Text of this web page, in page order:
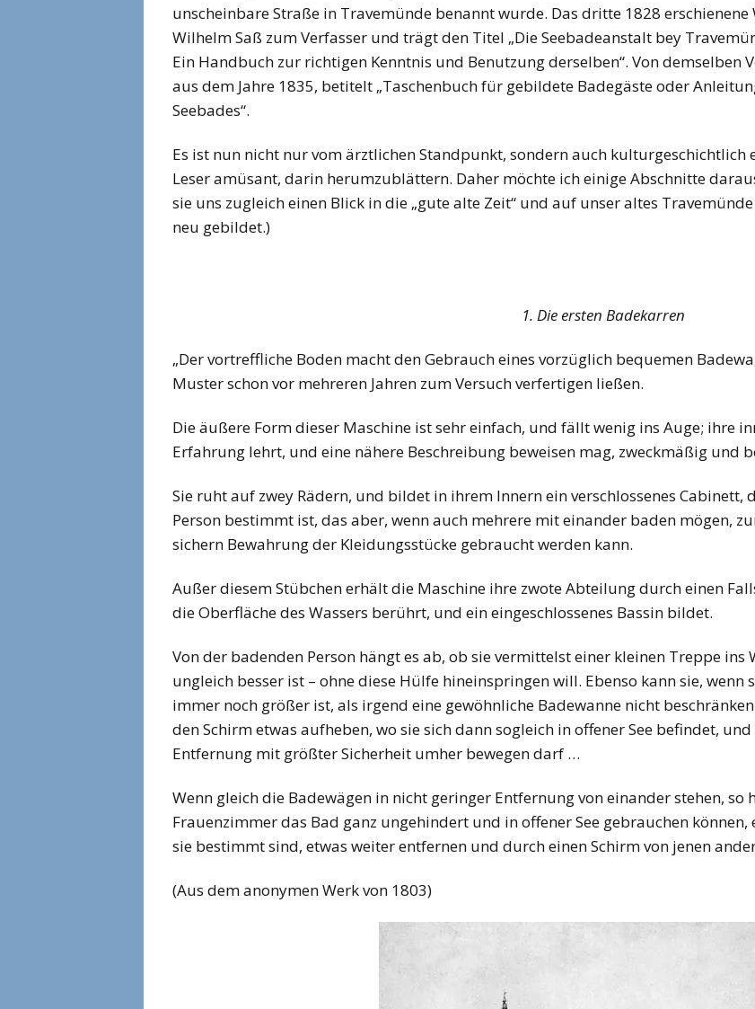
unscheinbare Straße in Travemünde benannt wurde. Das dritte 1828
Wilhelm Saß zum Verfasser und trägt den Titel „Die Seebadeanstalt bey
Ein Handbuch zur richtigen Kenntnis und Benutzung derselben“. Von demselben
aus dem Jahre 1835, betitelt „Taschenbuch für gebildete Badegäste oder
Seebades“.
Es ist nun nicht nur vom ärztlichen Standpunkt, sondern auch kulturgeschichtlich
Leser amüsant, darin herumzublättern. Daher möchte ich einige Abschnitte
sie uns zugleich einen Blick in die „gute alte Zeit“ und auf unser altes
neu gebildet.)
1. Die ersten Badekarren
„Der vortreffliche Boden macht den Gebrauch eines vorzüglich bequemen
Muster schon vor mehreren Jahren zum Versuch verfertigen ließen.
Die äußere Form dieser Maschine ist sehr einfach, und fällt wenig ins Auge; ihre
Erfahrung lehrt, und eine nähere Beschreibung beweisen mag, zweckmäßig und
Sie ruht auf zwey Rädern, und bildet in ihrem Innern ein verschlossenes
Person bestimmt ist, das aber, wenn auch mehrere mit einander baden mögen,
sichern Bewahrung der Kleidungsstücke gebraucht werden kann.
Außer diesem Stübchen erhält die Maschine ihre zwote Abteilung durch einen
die Oberfläche des Wassers berührt, und ein eingeschlossenes Bassin bildet.
Von der badenden Person hängt es ab, ob sie vermittelst einer kleinen Treppe ins
ungleich besser ist – ohne diese Hülfe hineinspringen will. Ebenso kann sie, wenn
immer noch größer ist, als irgend eine gewöhnliche Badewanne nicht
den Schirm etwas aufheben, wo sie sich dann sogleich in offener See befindet,
Entfernung mit größter Sicherheit umher bewegen darf …
Wenn gleich die Badewägen in nicht geringer Entfernung von einander stehen,
Frauenzimmer das Bad ganz ungehindert und in offener See gebrauchen
sie bestimmt sind, etwas weiter entfernen und durch einen Schirm von jenen
(Aus dem anonymen Werk von 1803)